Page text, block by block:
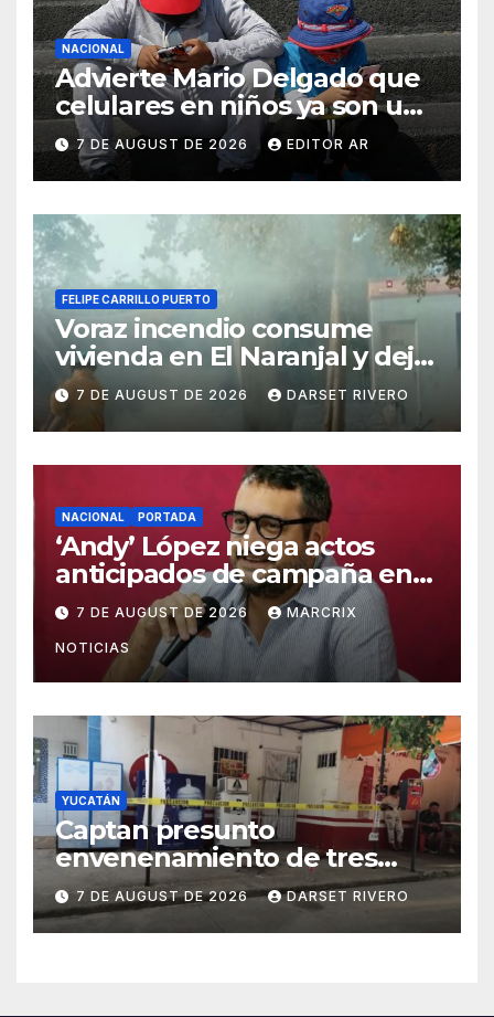
NACIONAL
Advierte Mario Delgado que
celulares en niños ya son un
problema de salud pública
7 DE AUGUST DE 2026 EDITOR AR
FELIPE CARRILLO PUERTO
Voraz incendio consume
vivienda en El Naranjal y deja
a una familia sin patrimonio
7 DE AUGUST DE 2026 DARSET RIVERO
NACIONAL PORTADA
‘Andy’ López niega actos
anticipados de campaña en
Tabasco
7 DE AUGUST DE 2026 MARCRIX
NOTICIAS
YUCATÁN
Captan presunto
envenenamiento de tres
mascotas en Umán
7 DE AUGUST DE 2026 DARSET RIVERO